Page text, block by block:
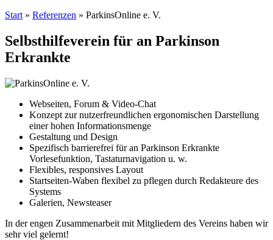
Start » Referenzen » ParkinsOnline e. V.
Selbsthilfeverein für an Parkinson
Erkrankte
Webseiten, Forum & Video-Chat
Konzept zur nutzerfreundlichen ergonomischen Darstellung
einer hohen Informationsmenge
Gestaltung und Design
Spezifisch barrierefrei für an Parkinson Erkrankte
Vorlesefunktion, Tastaturnavigation u. w.
Flexibles, responsives Layout
Startseiten-Waben flexibel zu pflegen durch Redakteure des
Systems
Galerien, Newsteaser
In der engen Zusammenarbeit mit Mitgliedern des Vereins haben wir
sehr viel gelernt!